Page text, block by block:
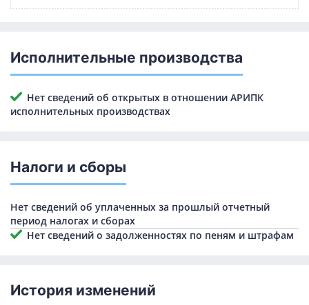
Исполнительные производства
Нет сведений об открытых в отношении АРИПК
исполнительных производствах
Налоги и сборы
Нет сведений об уплаченных за прошлый отчетный
период налогах и сборах
Нет сведений о задолженностях по пеням и штрафам
История изменений